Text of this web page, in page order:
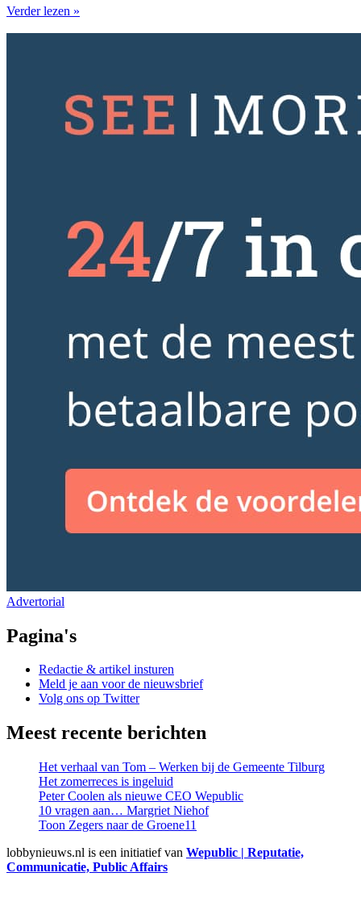
Verder lezen »
Advertorial
Pagina's
Redactie & artikel insturen
Meld je aan voor de nieuwsbrief
Volg ons op Twitter
Meest recente berichten
Het verhaal van Tom – Werken bij de Gemeente Tilburg
Het zomerreces is ingeluid
Peter Coolen als nieuwe CEO Wepublic
10 vragen aan… Margriet Niehof
Toon Zegers naar de Groene11
lobbynieuws.nl is een initiatief van Wepublic | Reputatie,
Communicatie, Public Affairs